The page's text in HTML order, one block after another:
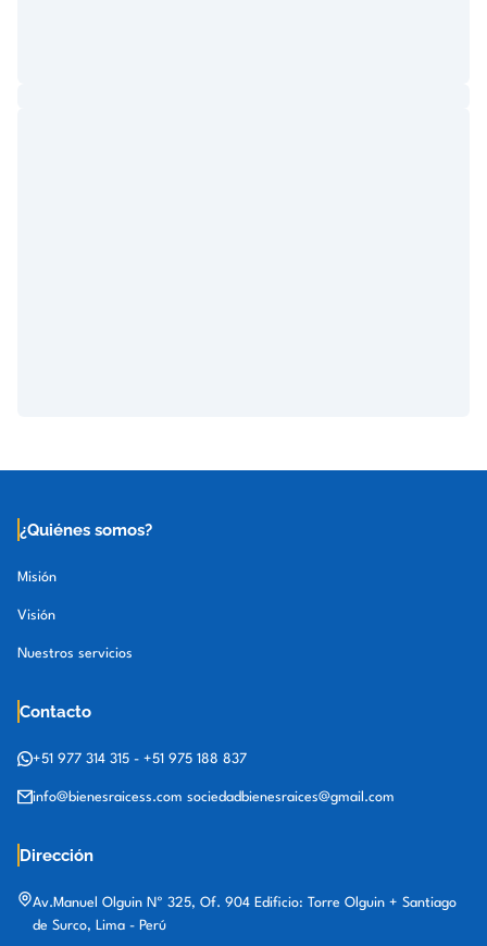
¿Quiénes somos?
Misión
Visión
Nuestros servicios
Contacto
+51 977 314 315 - +51 975 188 837
info@bienesraicess.com sociedadbienesraices@gmail.com
Dirección
Av.Manuel Olguin Nº 325, Of. 904 Edificio: Torre Olguin + Santiago
de Surco, Lima - Perú